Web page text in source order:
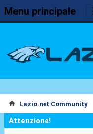
Menu principale
Lazio.net Community
Attenzione!